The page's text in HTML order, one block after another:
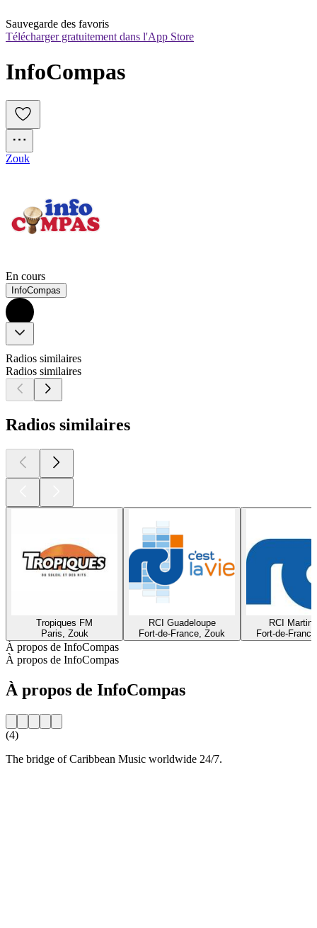
Sauvegarde des favoris
Télécharger gratuitement dans l'App Store
InfoCompas
Zouk
En cours
InfoCompas
Radios similaires
Radios similaires
Radios similaires
Tropiques FM
Paris, Zouk
RCI Guadeloupe
Fort-de-France, Zouk
RCI
Fort-de-
À propos de InfoCompas
À propos de InfoCompas
À propos de InfoCompas
(4)
The bridge of Caribbean Music worldwide 24/7.